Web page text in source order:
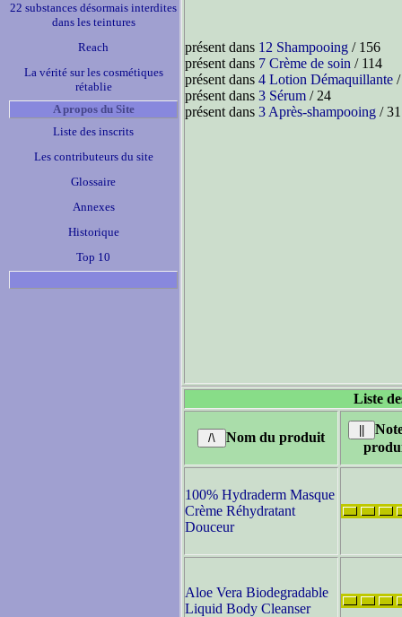
22 substances désormais interdites
dans les teintures
Reach
La vérité sur les cosmétiques
rétablie
A propos du Site
Liste des inscrits
Les contributeurs du site
Glossaire
Annexes
Historique
Top 10
présent dans 12 Shampooing / 156
présent dans 7 Crème de soin / 114
présent dans 4 Lotion Démaquillante
présent dans 3 Sérum / 24
présent dans 3 Après-shampooing / 31
Liste
Nom du produit
100% Hydraderm Masque
Crème Réhydratant
Douceur
Aloe Vera Biodegradable
Liquid Body Cleanser